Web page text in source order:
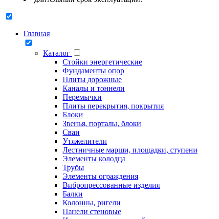
Главная
Каталог
Стойки энергетические
Фундаменты опор
Плиты дорожные
Каналы и тоннели
Перемычки
Плиты перекрытия, покрытия
Блоки
Звенья, порталы, блоки
Сваи
Утяжелители
Лестничные марши, площадки, ступени
Элементы колодца
Трубы
Элементы ограждения
Вибропрессованные изделия
Балки
Колонны, ригели
Панели стеновые